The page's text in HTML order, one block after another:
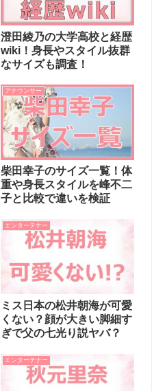
澄田綾乃の大学高校と経歴
wiki！身長やスタイル抜群
なサイズも調査！
アナウンサー
柴田幸子のサイズ一覧！体
重や身長スタイルを峰不二
子と比較で違いを検証
エンターテナー
ミス日本の松井朝海が可愛
くない？顔が大きい脚細す
ぎで父の七光り説ヤバ？
エンターテナー